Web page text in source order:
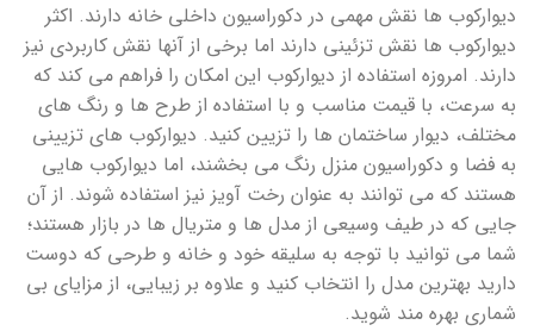
دیوارکوب ها نقش مهمی در دکوراسیون داخلی خانه دارند. اکثر
دیوارکوب ها نقش تزئینی دارند اما برخی از آنها نقش کاربردی نیز
دارند. امروزه استفاده از دیوارکوب این امکان را فراهم می کند که
به سرعت، با قیمت مناسب و با استفاده از طرح ها و رنگ های
مختلف، دیوار ساختمان ها را تزیین کنید. دیوارکوب های تزیینی
به فضا و دکوراسیون منزل رنگ می بخشند، اما دیوارکوب هایی
هستند که می توانند به عنوان رخت آویز نیز استفاده شوند. از آن
جایی که در طیف وسیعی از مدل ها و متریال ها در بازار هستند؛
شما می توانید با توجه به سلیقه خود و خانه و طرحی که دوست
دارید بهترین مدل را انتخاب کنید و علاوه بر زیبایی، از مزایای بی
شماری بهره مند شوید.